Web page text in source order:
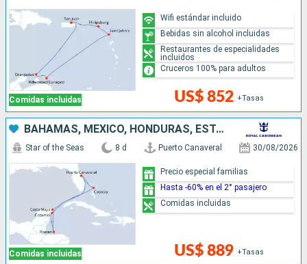
Comidas incluidas US$ 852 +Tasas
Wifi estándar incluido
Bebidas sin alcohol incluidas
Restaurantes de especialidades
incluidos
Cruceros 100% para adultos
BAHAMAS, MÉXICO, HONDURAS, ESTADOS UNIDOS
Comidas incluidas
Star of the Seas 8 d Puerto Canaveral 30/08/2026
US$ 889 +Tasas
Precio especial familias
Hasta -60% en el 2° pasajero
Comidas incluidas